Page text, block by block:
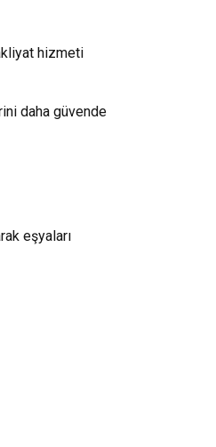
hizmeti
daha güvende
eşyaları